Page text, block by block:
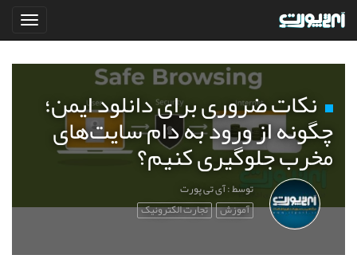
نکات ضروری برای دانلود ایمن؛
چگونه از ورود به دام سایت‌های
مخرب جلوگیری کنیم؟
توسط : آی تی پورت
آموزش تجارت الکترونیک